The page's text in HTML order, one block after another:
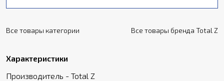
Все товары категории Все товары бренда Total Z
Характеристики
Производитель - Total Z